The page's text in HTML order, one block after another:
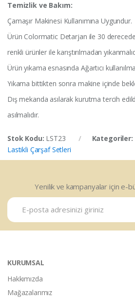
Temizlik ve Bakım:
Çamaşır Makinesi Kullanımına Uygundur.
Ürün Colormatic Detarjan ile 30
renkli ürünler ile karıştırılmadan
Ürün yıkama esnasında Ağartıcı
Yıkama bittikten sonra makine içinde
Dış mekanda asılarak kurutma tercih
asılmalıdır.
Stok Kodu: LST23 Kategoriler:
Lastikli Çarşaf Setleri
Yenilik ve kampanyalar için e-
KURUMSAL
Hakkımızda
Mağazalarımız